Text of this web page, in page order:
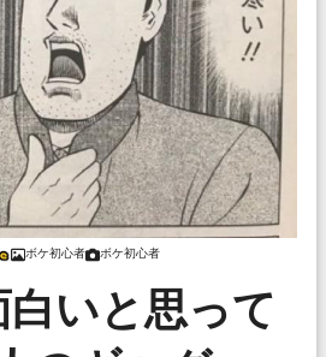
ボケ初心者 ボケ初心者
白いと思って